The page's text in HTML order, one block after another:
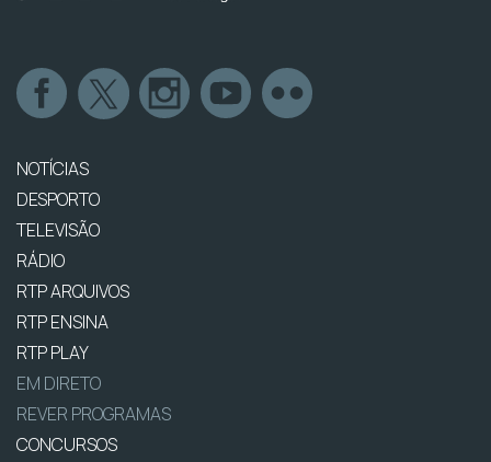
NOTÍCIAS
DESPORTO
TELEVISÃO
RÁDIO
RTP ARQUIVOS
RTP ENSINA
RTP PLAY
EM DIRETO
REVER PROGRAMAS
CONCURSOS